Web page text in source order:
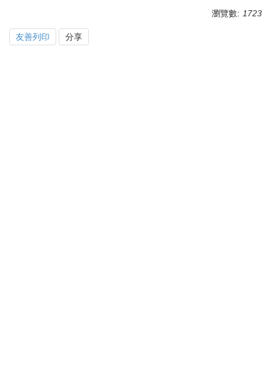
瀏覽數: 1723
友善列印 分享